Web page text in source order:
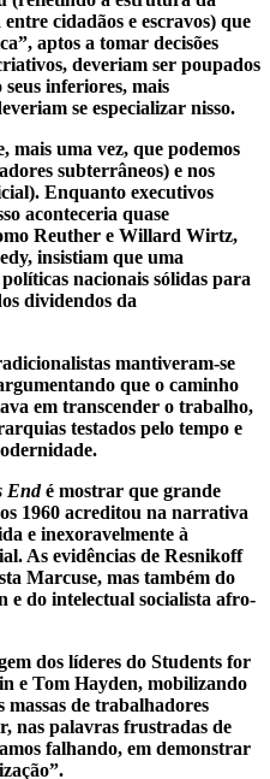
cidadãos e escravos) que
aptos a tomar decisões
deveriam ser poupados
inferiores, mais
se especializar nisso.
mais uma vez, que podemos
subterrâneos) e nos
Enquanto executivos
aconteceria quase
Reuther e Willard Wirtz,
insistiam que uma
nacionais sólidas para
dividendos da
mantiveram-se
que o caminho
em transcender o trabalho,
testados pelo tempo e
Endé mostrar que grande
1960 acreditou na narrativa
e inexoravelmente à
As evidências de Resnikoff
Marcuse, mas também do
do intelectual socialista afro-
dos líderes do Students for
e Tom Hayden, mobilizando
massas de trabalhadores
nas palavras frustradas de
falhando, em demonstrar